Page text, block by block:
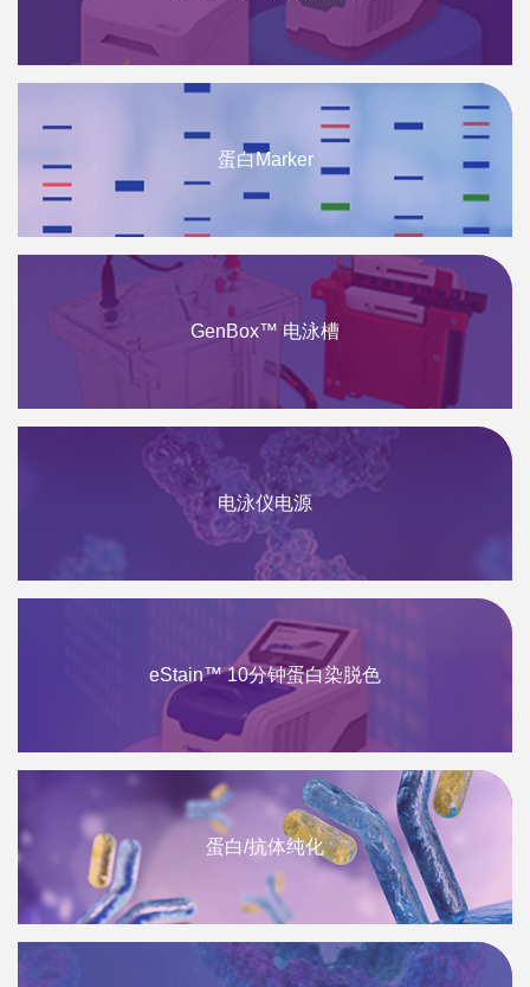
蛋白Marker
GenBox™ 电泳槽
电泳仪电源
eStain™ 10分钟蛋白染脱色
蛋白/抗体纯化